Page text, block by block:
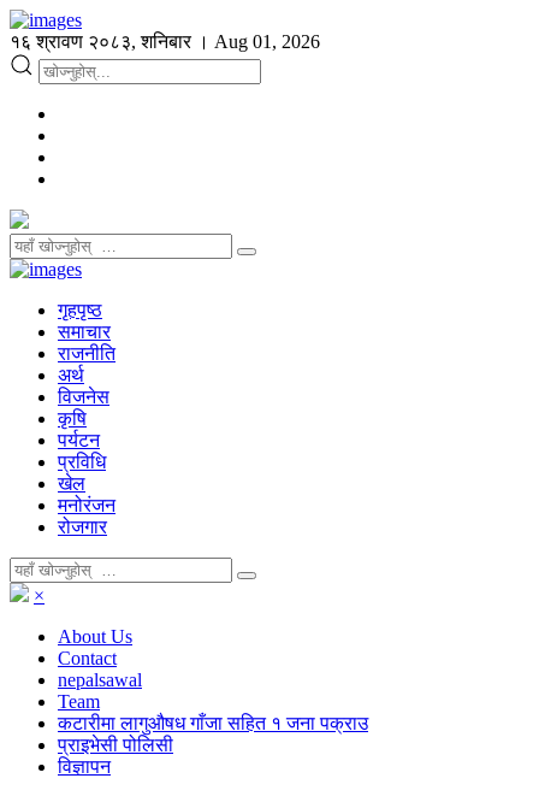
१६ श्रावण २०८३, शनिबार । Aug 01, 2026
गृहपृष्ठ
समाचार
राजनीति
अर्थ
विजनेस
कृषि
पर्यटन
प्रविधि
खेल
मनोरंजन
रोजगार
×
About Us
Contact
nepalsawal
Team
कटारीमा लागुऔषध गाँजा सहित १ जना पक्राउ
प्राइभेसी पोलिसी
विज्ञापन